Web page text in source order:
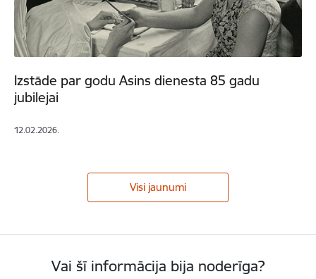
Izstāde par godu Asins dienesta 85 gadu
jubilejai
12.02.2026.
Visi jaunumi
Vai šī informācija bija noderīga?